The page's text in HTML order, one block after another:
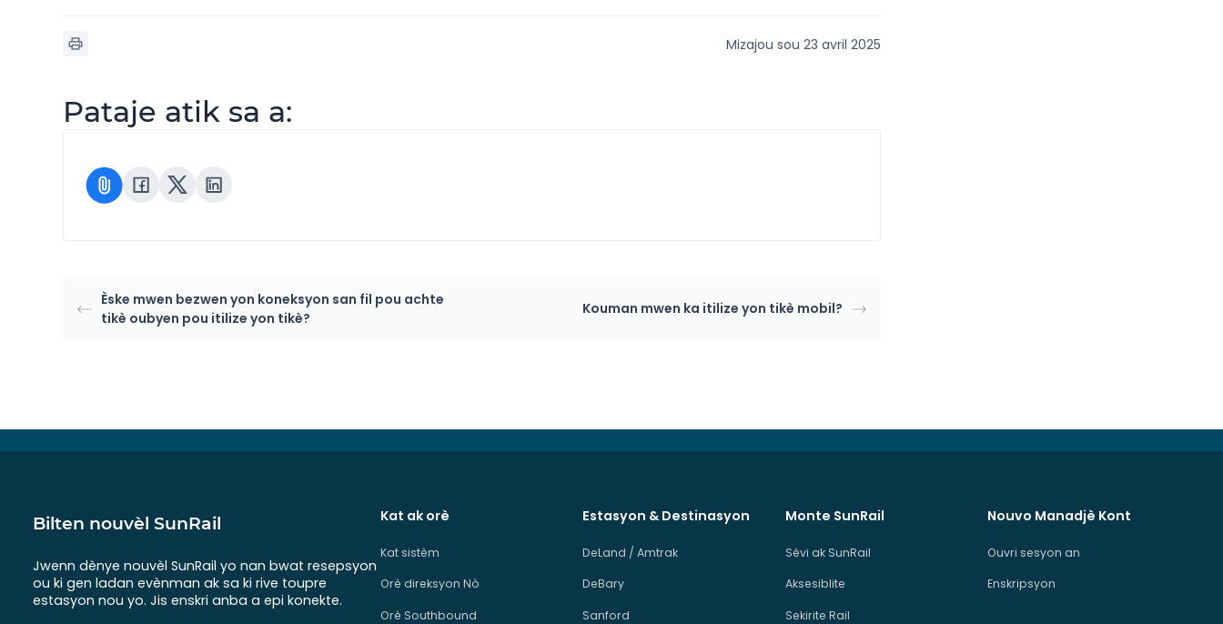
Mizajou sou 23 avril 2025
Pataje atik sa a:
Èske mwen bezwen yon koneksyon san fil pou achte
tikè oubyen pou itilize yon tikè?
Kouman mwen ka itilize yon tikè mobil?
Bilten nouvèl SunRail
Jwenn dènye nouvèl SunRail yo nan bwat resepsyon
ou ki gen ladan evènman ak sa ki rive toupre
estasyon nou yo. Jis enskri anba a epi konekte.
Kat ak orè
Kat sistèm
Orè direksyon Nò
Orè Southbound
Estasyon & Destinasyon
DeLand / Amtrak
DeBary
Sanford
Monte SunRail
Sèvi ak SunRail
Aksesiblite
Sekirite Rail
Nouvo Manadjè Kont
Ouvri sesyon an
Enskripsyon